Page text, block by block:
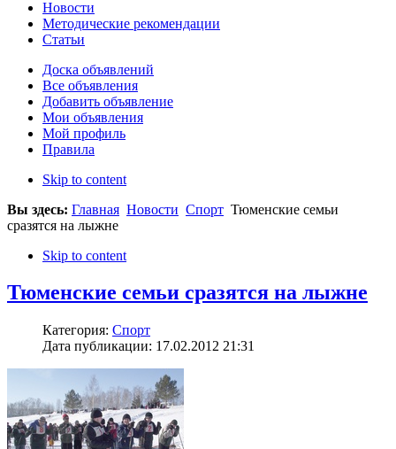
Новости
Методические рекомендации
Статьи
Доска объявлений
Все объявления
Добавить объявление
Мои объявления
Мой профиль
Правила
Skip to content
Вы здесь: Главная Новости Спорт Тюменские семьи
сразятся на лыжне
Skip to content
Тюменские семьи сразятся на лыжне
Категория: Спорт
Дата публикации: 17.02.2012 21:31